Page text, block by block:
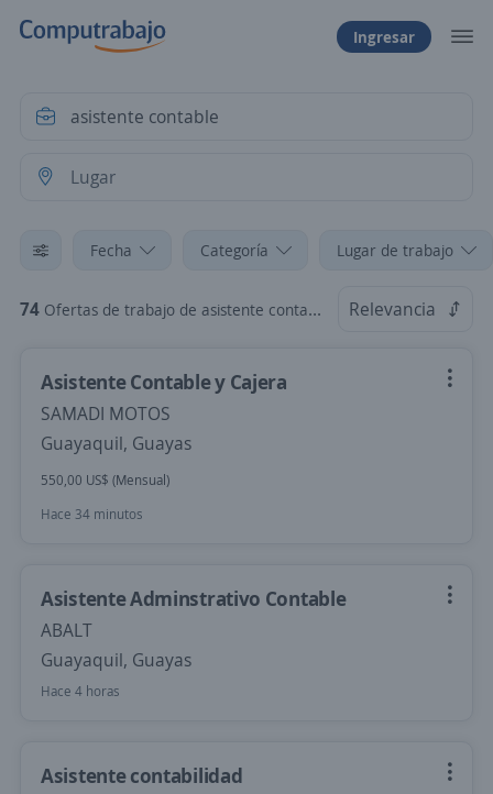
Ingresar
Fecha Categoría Lugar de trabajo
74 Ofertas de trabajo de asistente contable Relevancia
Asistente Contable y Cajera
SAMADI MOTOS
Guayaquil, Guayas
550,00 US$ (Mensual)
Hace 34 minutos
Asistente Adminstrativo Contable
ABALT
Guayaquil, Guayas
Hace 4 horas
Asistente contabilidad